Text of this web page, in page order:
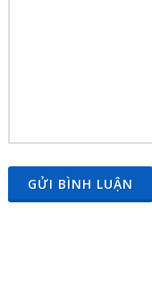
GỬI BÌNH LUẬN